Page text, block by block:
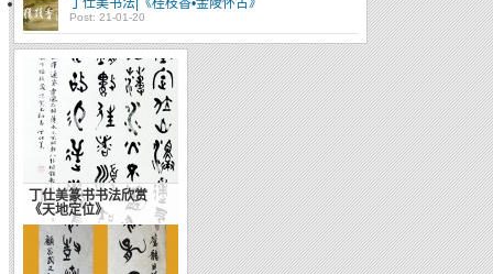
丁仕美书法|《桂枝香•金陵怀古》
Post: 21-01-20
丁仕美篆书书法欣赏
《天地定位》